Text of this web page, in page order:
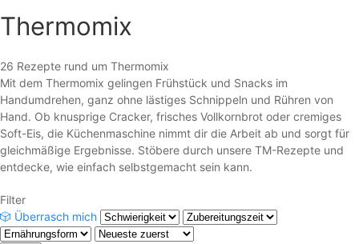
Thermomix
26 Rezepte rund um Thermomix
Mit dem Thermomix gelingen Frühstück und Snacks im
Handumdrehen, ganz ohne lästiges Schnippeln und Rühren von
Hand. Ob knusprige Cracker, frisches Vollkornbrot oder cremiges
Soft-Eis, die Küchenmaschine nimmt dir die Arbeit ab und sorgt für
gleichmäßige Ergebnisse. Stöbere durch unsere TM-Rezepte und
entdecke, wie einfach selbstgemacht sein kann.
Filter
🎲 Überrasch mich